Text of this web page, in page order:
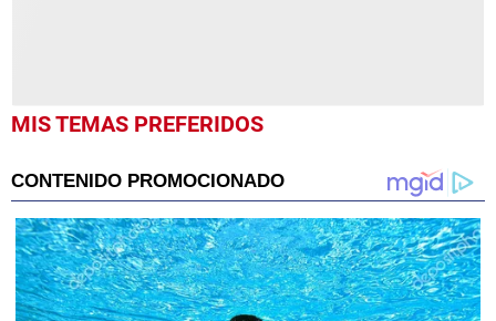
MIS TEMAS PREFERIDOS